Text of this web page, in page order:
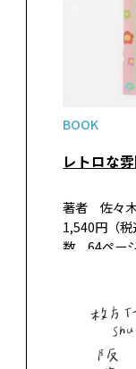
BOOK
著者 佐々
1,540円（
数 64ペー